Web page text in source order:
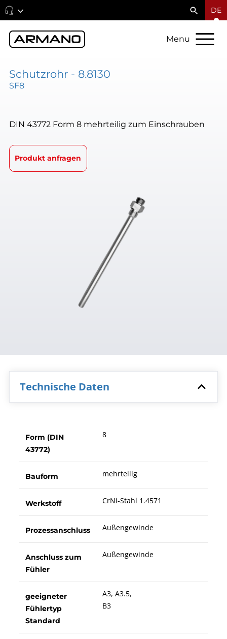
DE
Menu
Schutzrohr - 8.8130
SF8
DIN 43772 Form 8 mehrteilig zum Einschrauben
Produkt anfragen
Technische Daten
Form (DIN
43772)
8
Bauform mehrteilig
Werkstoff CrNi-Stahl 1.4571
Prozessanschluss Außengewinde
Anschluss zum
Fühler
Außengewinde
geeigneter
Fühlertyp
Standard
A3, A3.5,
B3